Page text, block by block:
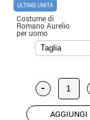
ULTIME UNITÀ
Costume di
Romano Aurelio
per uomo
-
AGGIUNGI